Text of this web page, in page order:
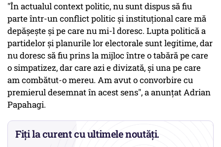
"În actualul context politic, nu sunt dispus să fiu
parte într-un conflict politic și instituțional care mă
depășește și pe care nu mi-l doresc. Lupta politică a
partidelor și planurile lor electorale sunt legitime, dar
nu doresc să fiu prins la mijloc între o tabără pe care
o simpatizez, dar care azi e divizată, și una pe care
am combătut-o mereu. Am avut o convorbire cu
premierul desemnat în acest sens", a anunțat Adrian
Papahagi.
Fiți la curent cu ultimele noutăți.